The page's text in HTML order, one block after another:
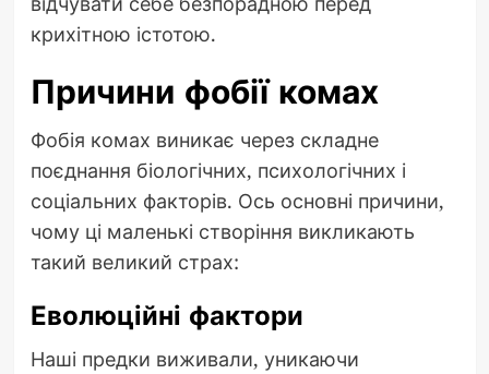
крихітною істотою.
Причини фобії комах
Фобія комах виникає через складне
поєднання біологічних, психологічних і
соціальних факторів. Ось основні причини,
чому ці маленькі створіння викликають
такий великий страх:
Еволюційні фактори
Наші предки виживали, уникаючи